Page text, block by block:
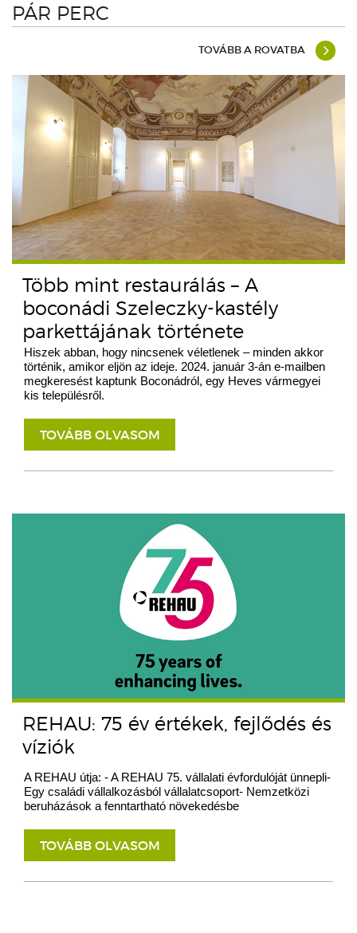
PÁR PERC
TOVÁBB A ROVATBA
Több mint restaurálás – A
boconádi Szeleczky-kastély
parkettájának története
Hiszek abban, hogy nincsenek véletlenek – minden akkor
történik, amikor eljön az ideje. 2024. január 3-án e-mailben
megkeresést kaptunk Boconádról, egy Heves vármegyei
kis településről.
TOVÁBB OLVASOM
REHAU: 75 év értékek, fejlődés és
víziók
A REHAU útja: - A REHAU 75. vállalati évfordulóját ünnepli-
Egy családi vállalkozásból vállalatcsoport- Nemzetközi
beruházások a fenntartható növekedésbe
TOVÁBB OLVASOM